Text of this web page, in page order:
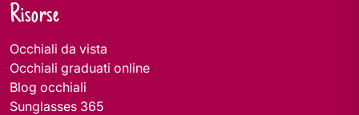
Risorse
Occhiali da vista
Occhiali graduati online
Blog occhiali
Sunglasses 365